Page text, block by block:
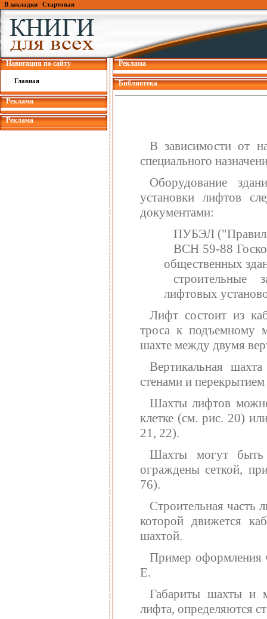
В закладки Стартовая
Навигация по сайту
Главная
Реклама
Реклама
Реклама
Библиотека
В зависимости от
специального
Оборудование
установки лифтов
документами:
ПУБЭЛ ("Правила
ВСН 59-88
общественных
строительные
лифтовых
Лифт состоит из
троса к подъемному
шахте между двумя
Вертикальная
стенами и
Шахты лифтов можно
клетке (см. рис. 20)
21, 22).
Шахты могут быть
ограждены сеткой,
76).
Строительная часть
которой движется
шахтой.
Пример оформления
Е.
Габариты шахты и
лифта, определяются